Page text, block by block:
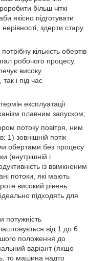
більш чіткі
якісно підготувати
здерти стару
кількість обертів
робочого процесу.
високу
і під час
експлуатації
плавним запуском;
потоку повітря, ним
1) зовнішній потік
обертами без процесу
(внутрішній і
із ввімкненим
потоки, які мають
високий рівень
підходять для
потужність
від 1 до 6
положення до
варіант (якщо
то машина надто